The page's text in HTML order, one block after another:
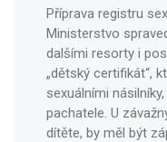
Příprava registru
Ministerstvo
dalšími resorty i
„dětský certifikát“,
sexuálními
pachatele. U
dítěte, by měl být